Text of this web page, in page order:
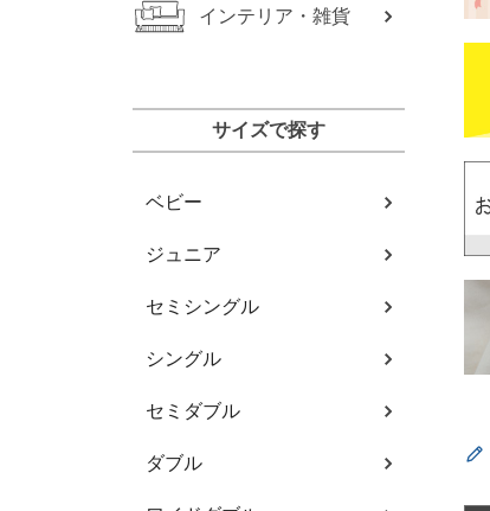
インテリア・雑貨
サイズで探す
ベビー
ジュニア
セミシングル
シングル
セミダブル
ダブル